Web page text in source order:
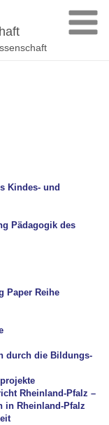
Kindes- und
Pädagogik des
Paper Reihe
durch die Bildungs-
Rheinland-Pfalz –
in Rheinland-Pfalz